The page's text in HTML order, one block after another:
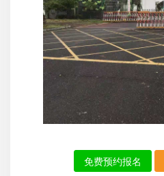
免费预约报名